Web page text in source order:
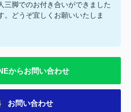
三脚でのお付き合いができました
。どうぞ宜しくお願いいたしま
からお問い合わせ
お問い合わせ